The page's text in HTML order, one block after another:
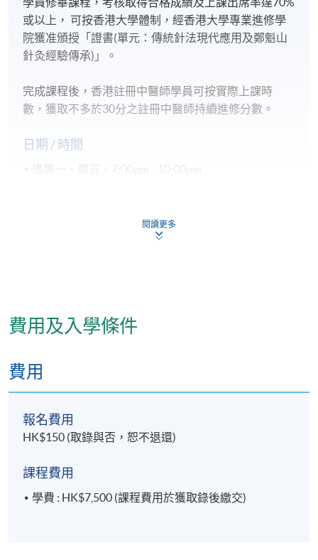
或以上， 可按香港大學體制，經香港大學專業進修學
院獲准頒授「證書(單元：傳統針法現代應用及鄭魁山
針灸經驗傳承)」。
完成課程後， 香港註冊中醫師學員可按實際上課時
數，獲取不多於30分之註冊中醫師持續進修分數 。
日期 / 時間
逢周一、周五，7:00pm - 10:00pm
閱讀更多
費用及入學條件
費用
報名費用
HK$150 (取錄與否，恕不退還)
課程費用
學費 : HK$7,500 (課程費用於獲取錄後繳交)